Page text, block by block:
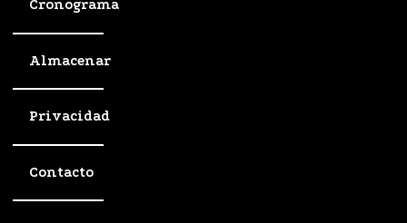
Cronograma
Almacenar
Privacidad
Contacto